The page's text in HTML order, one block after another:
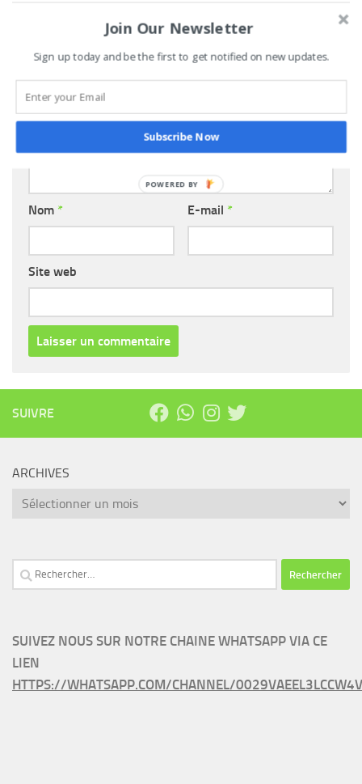
Commentaire
Nom * E-mail *
Site web
SUIVRE
ARCHIVES
Archives
Rechercher :
SUIVEZ NOUS SUR NOTRE CHAINE WHATSAPP VIA CE
LIEN
HTTPS://WHATSAPP.COM/CHANNEL/
Join Our Newsletter
Sign up today and be the first to get notified on new updates.
Subscribe Now